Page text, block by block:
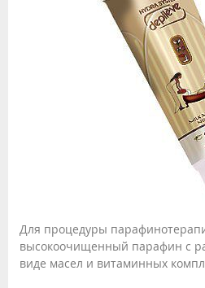
Для процедуры
высокоочищенный парафин с
виде масел и витаминных